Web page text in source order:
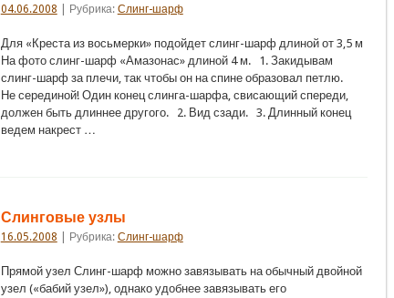
04.06.2008 | Рубрика: Слинг-шарф
Для «Креста из восьмерки» подойдет слинг-шарф длиной от 3,5 м
На фото слинг-шарф «Амазонас» длиной 4 м. 1. Закидывам
слинг-шарф за плечи, так чтобы он на спине образовал петлю.
Не серединой! Один конец слинга-шарфа, свисающий спереди,
должен быть длиннее другого. 2. Вид сзади. 3. Длинный конец
ведем накрест …
Слинговые узлы
16.05.2008 | Рубрика: Слинг-шарф
Прямой узел Слинг-шарф можно завязывать на обычный двойной
узел («бабий узел»), однако удобнее завязывать его